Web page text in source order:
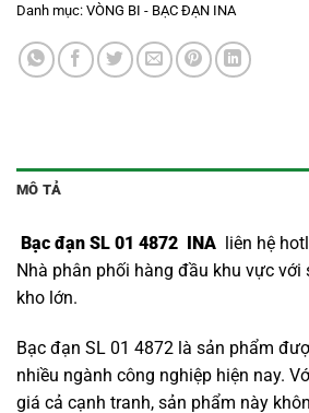
Danh mục: VÒNG BI - BẠC ĐẠN INA
MÔ TẢ
Bạc đạn SL 01 4872 INA liên hệ
Nhà phân phối hàng đầu khu vực với
kho lớn.
Bạc đạn SL 01 4872 là sản phẩm
nhiều ngành công nghiệp hiện nay.
giá cả cạnh tranh, sản phẩm này